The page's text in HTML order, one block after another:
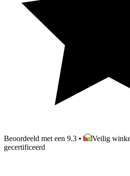
Beoordeeld met een 9.3 •
Veilig
gecertificeerd